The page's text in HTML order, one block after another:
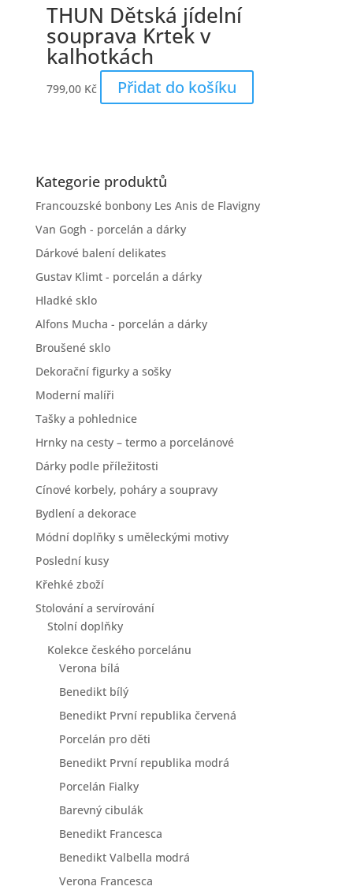
THUN Dětská jídelní
souprava Krtek v
kalhotkách
799,00 Kč Přidat do košíku
Kategorie produktů
Francouzské bonbony Les Anis de Flavigny
Van Gogh - porcelán a dárky
Dárkové balení delikates
Gustav Klimt - porcelán a dárky
Hladké sklo
Alfons Mucha - porcelán a dárky
Broušené sklo
Dekorační figurky a sošky
Moderní malíři
Tašky a pohlednice
Hrnky na cesty – termo a porcelánové
Dárky podle příležitosti
Cínové korbely, poháry a soupravy
Bydlení a dekorace
Módní doplňky s uměleckými motivy
Poslední kusy
Křehké zboží
Stolování a servírování
Stolní doplňky
Kolekce českého porcelánu
Verona bílá
Benedikt bílý
Benedikt První republika červená
Porcelán pro děti
Benedikt První republika modrá
Porcelán Fialky
Barevný cibulák
Benedikt Francesca
Benedikt Valbella modrá
Verona Francesca